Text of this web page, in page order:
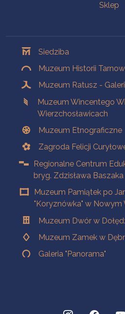
Sklep
Siedziba
Muzeum Historii
Muzeum Ratusz -
Muzeum Wincentego
Wierzchosławicach
Muzeum Etnograficzne
Zagroda Felicji
Regionalne Centrum
bryg. Zdzisława Baszaka
Muzeum Pamiątek po
"Koryznówka" w Nowym
Muzeum Dwór w
Muzeum Zamek w
Galeria "Panorama"